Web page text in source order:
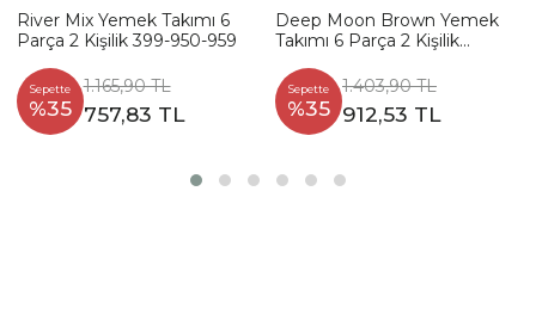
River Mix Yemek Takımı 6
Parça 2 Kişilik 399-950-959
Sepette
%35
1.165,90 TL
757,83 TL
Deep Moon Brown Yemek
Takımı 6 Parça 2 Kişilik
Sepette
%35
1.403,90 TL
912,53 TL